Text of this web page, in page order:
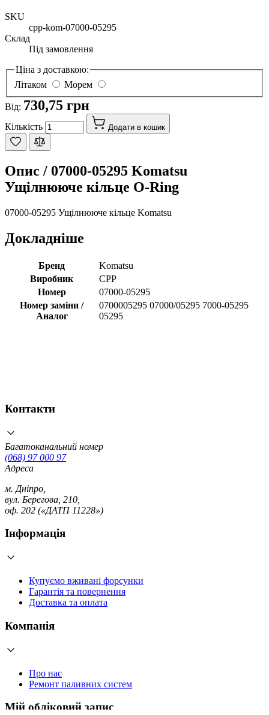
SKU
cpp-kom-07000-05295
Склад
Під замовлення
Ціна з доставкою:
Літаком
Морем
Від: 730,75 грн
Кількість Додати в кошик
Опис / 07000-05295 Komatsu
Ущілнююче кільце O-Ring
07000-05295 Ущілнююче кільце Komatsu
Докладніше
Бренд
Komatsu
Виробник
CPP
Номер
07000-05295
Номер заміни /
Аналог
0700005295 07000/05295 7000-05295
05295
Контакти
Багатоканальний номер
(068) 97 000 97
Адреса
м. Дніпро,
вул. Берегова, 210,
оф. 202 («ДАТП 11228»)
Інформація
Купуємо вживані форсунки
Гарантія та повернення
Доставка та оплата
Компанія
Про нас
Ремонт паливних систем
Мій обліковий запис